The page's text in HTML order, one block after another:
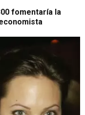
fomentaría la